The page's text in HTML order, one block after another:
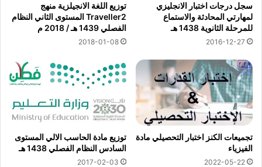
سجل درجات اختبار الانجليزي
لمهارتي المحادثة والاستماع
للمرحلة الثانوية 1438 هـ
2016-12-27
توزيع اللغة الانجيلزية منهج
Traveller2 المستوى الثاني النظام
الفصلي 1439 هـ / 2018 م
2018-01-08
تجميعات الكنز اختبار التحصيلي مادة
الفيزياء
2022-05-22
توزيع مادة الحاسب الالي المستوى
السادس النظام الفصلي 1438 هـ
2017-02-03